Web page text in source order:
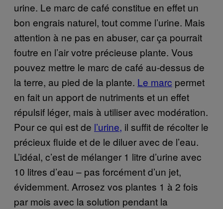
urine. Le marc de café constitue en effet un
bon engrais naturel, tout comme l’urine. Mais
attention à ne pas en abuser, car ça pourrait
foutre en l’air votre précieuse plante. Vous
pouvez mettre le marc de café au-dessus de
la terre, au pied de la plante. Le marc permet
en fait un apport de nutriments et un effet
répulsif léger, mais à utiliser avec modération.
Pour ce qui est de l’urine, il suffit de récolter le
précieux fluide et de le diluer avec de l’eau.
L’idéal, c’est de mélanger 1 litre d’urine avec
10 litres d’eau – pas forcément d’un jet,
évidemment. Arrosez vos plantes 1 à 2 fois
par mois avec la solution pendant la